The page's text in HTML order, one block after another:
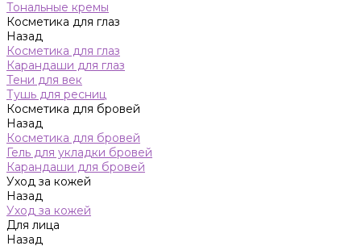
Тональные кремы
Косметика для глаз
Назад
Косметика для глаз
Карандаши для глаз
Тени для век
Тушь для ресниц
Косметика для бровей
Назад
Косметика для бровей
Гель для укладки бровей
Карандаши для бровей
Уход за кожей
Назад
Уход за кожей
Для лица
Назад